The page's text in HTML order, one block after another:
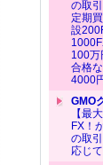
の取
定期
設
100万
合格
4000
GMO
【最
FX！
の取
応じ